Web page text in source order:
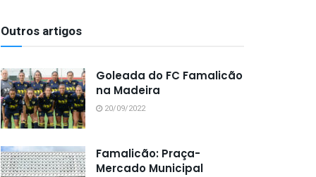
Outros artigos
Goleada do FC Famalicão
na Madeira
20/09/2022
Famalicão: Praça-
Mercado Municipal